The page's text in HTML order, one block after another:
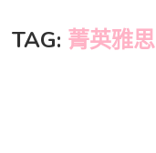
TAG: 菁英雅思